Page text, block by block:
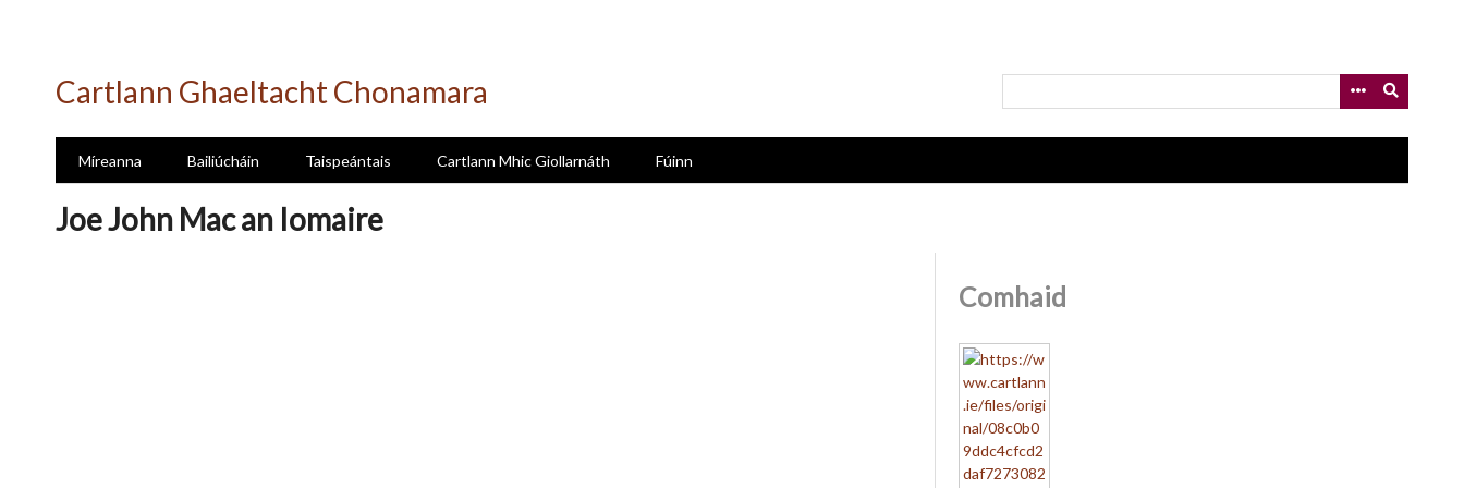
Cartlann Ghaeltacht Chonamara
Míreanna Bailiúcháin Taispeántais Cartlann Mhic Giollarnáth Fúinn
Joe John Mac an Iomaire
Comhaid